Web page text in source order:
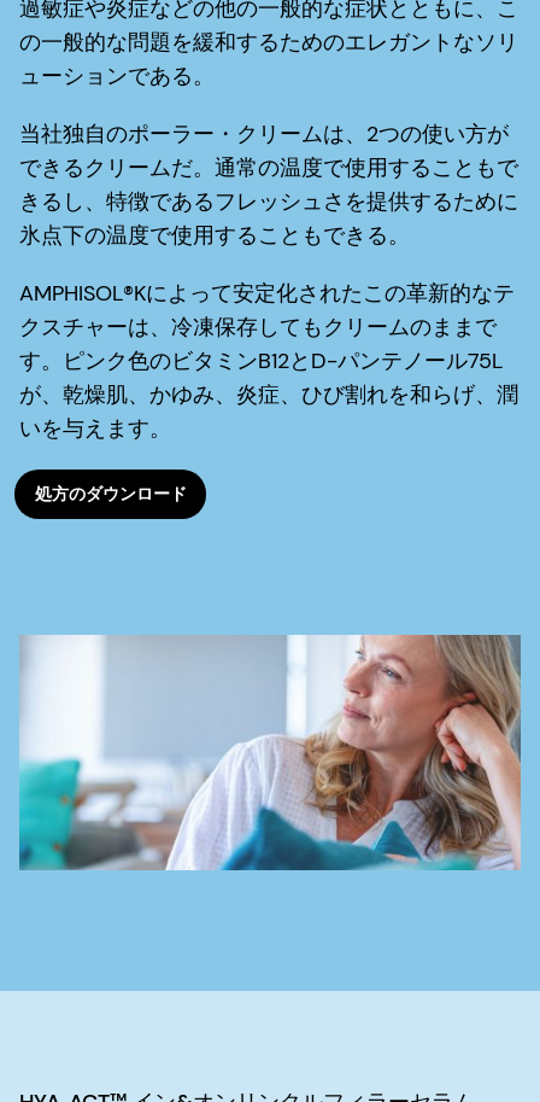
過敏症や炎症などの他の一般的な症状とともに、こ
の一般的な問題を緩和するためのエレガントなソリ
ューションである。
当社独自のポーラー・クリームは、2つの使い方が
できるクリームだ。通常の温度で使用することもで
きるし、特徴であるフレッシュさを提供するために
氷点下の温度で使用することもできる。
AMPHISOL®Kによって安定化されたこの革新的なテ
クスチャーは、冷凍保存してもクリームのままで
す。ピンク色のビタミンB12とD-パンテノール75L
が、乾燥肌、かゆみ、炎症、ひび割れを和らげ、潤
いを与えます。
処方のダウンロード